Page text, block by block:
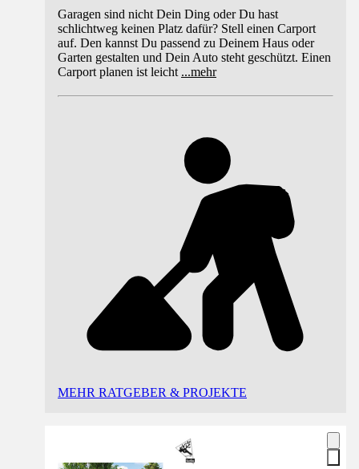
Garagen sind nicht Dein Ding oder Du hast
schlichtweg keinen Platz dafür? Stell einen Carport
auf. Den kannst Du passend zu Deinem Haus oder
Garten gestalten und Dein Auto steht geschützt. Einen
Carport planen ist leicht ...mehr
MEHR RATGEBER & PROJEKTE